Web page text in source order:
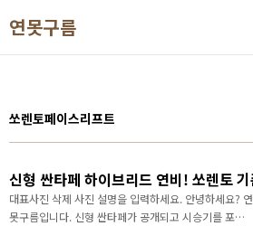
연못구름
쏘렌토페이스리프트
대표사진 삭제 사진 설명을 입력하세요. 안녕하세요? 연
못구름입니다. 신형 싼타페가 공개되고 시승기를 포함